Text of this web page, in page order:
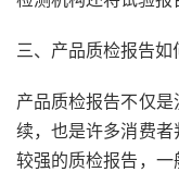
三、产品质检报告如
产品质检报告不仅是
续，也是许多消费者
较强的质检报告，